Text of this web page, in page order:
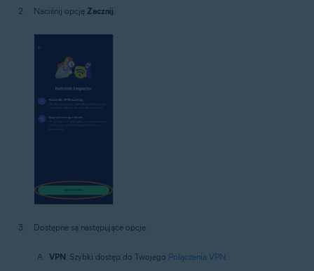
Naciśnij opcję Zacznij
Dostępne są następujące opcje:
VPN: Szybki dostęp do Twojego Połączenia VPN